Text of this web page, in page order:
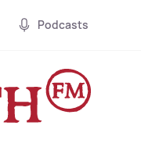
Podcasts